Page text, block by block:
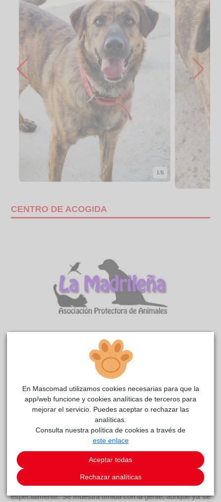
1/6
CENTRO DE ACOGIDA
reside actualmente en el centro de acogida
COMENTARIOS
Carácter
Descripción Alaska es una de nuestras grandullonas, de
carácter sensible. En la manipulación y puesta de arnés hay
que ir con calma, sin prisa. Con un poco de paciencia se deja
hacer. Camina tranquila por el parque, sin tirar de la correa y
disfrutando del paseo. Es muy sensible al tráfico, manda
señales de calma y con el paso de camiones se para aunque
luego continúa andando. No se bloquea pero no le gusta
especialmente. Se muestra tímida con la gente, aunque ya se
En Mascomad utilizamos cookies necesarias para que la
app/web funcione y cookies analíticas de terceros para
mejorar el servicio. Puedes aceptar o rechazar las
analíticas.
Consulta nuestra política de cookies a través de
este enlace
Aceptar todas
Rechazar analíticas